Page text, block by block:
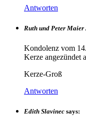
Antworten
Ruth und Peter
Kondolenz vom
Kerze angezündet
Kerze-Groß
Antworten
Edith Slavinec says: